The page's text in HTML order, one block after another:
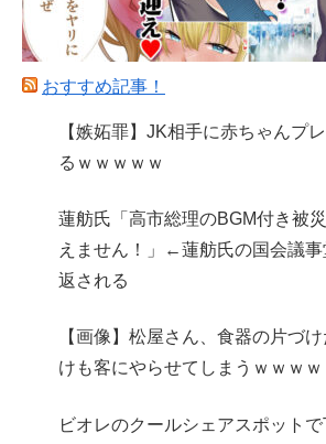
おすすめ記事！
【嫉妬罪】JK相手に赤ちゃんプ
るｗｗｗｗｗ
蓮舫氏「高市総理のBGM付き被
えません！」←蓮舫氏の国会議事
返される
【画像】松屋さん、食器の片づ
けも客にやらせてしまうｗｗｗｗ
ビオレのクールシェアスポット